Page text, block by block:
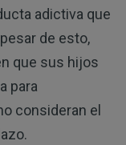
adictiva que
de esto,
que sus hijos
para
consideran el